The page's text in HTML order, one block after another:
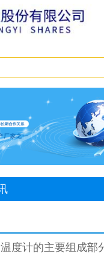
度计的主要组成部